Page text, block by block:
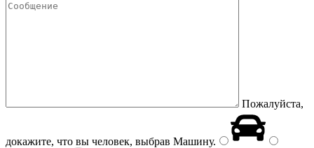
Пожалуйста,
докажите, что вы человек, выбрав Машину.